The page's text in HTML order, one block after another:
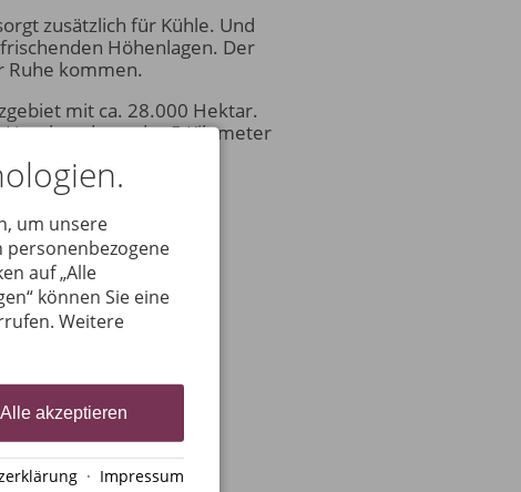
zusätzlich für Kühle. Und
Höhenlagen. Der
Ruhe kommen.
mit ca. 28.000 Hektar.
und von der 5 Kilometer
um unsere
personenbezogene
auf „Alle
können Sie eine
Weitere
Alle akzeptieren
· Impressum